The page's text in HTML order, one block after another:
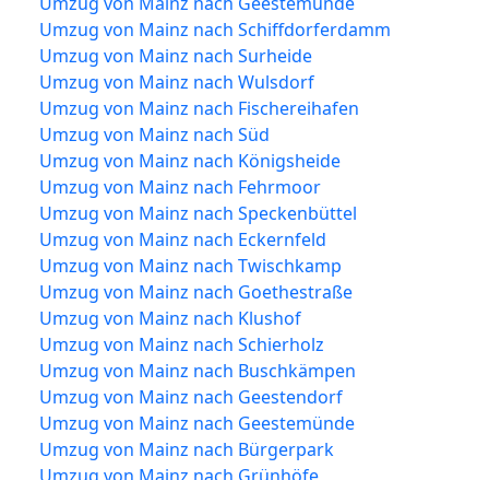
Umzug von Mainz nach Schiffdorferdamm
Umzug von Mainz nach Surheide
Umzug von Mainz nach Wulsdorf
Umzug von Mainz nach Fischereihafen
Umzug von Mainz nach Süd
Umzug von Mainz nach Königsheide
Umzug von Mainz nach Fehrmoor
Umzug von Mainz nach Speckenbüttel
Umzug von Mainz nach Eckernfeld
Umzug von Mainz nach Twischkamp
Umzug von Mainz nach Goethestraße
Umzug von Mainz nach Klushof
Umzug von Mainz nach Schierholz
Umzug von Mainz nach Buschkämpen
Umzug von Mainz nach Geestendorf
Umzug von Mainz nach Geestemünde
Umzug von Mainz nach Bürgerpark
Umzug von Mainz nach Grünhöfe